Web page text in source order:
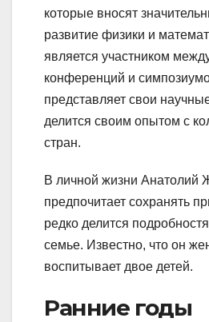
которые вносят
развитие физики и
является участником
конференций и
представляет свои
делится своим опытом с
стран.
В личной жизни Анатолий
предпочитает сохранять
редко делится
семье. Известно, что он
воспитывает двое детей.
Ранние годы